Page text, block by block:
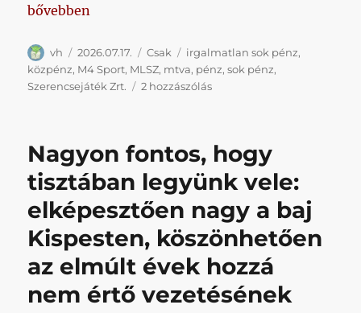
„Nahát, tizenpár év után az MLSZ végre hajlandó
bővebben
Szerző
vh Közzétéve
2026.07.17. Kategória
Csak Címke
irgalmatlan sok pénz,
közpénz, M4 Sport, MLSZ, mtva, pénz,sok pénz,
Szerencsejáték Zrt.
2 hozzászólásNahát,
az
végre
hajlandó
volt
elárulni,
közpénzt
oszt
szét
Nagyon fontos, hogy
tisztában legyünk vele:
elképesztően nagy a baj
Kispesten, köszönhetően
az elmúlt évek hozzá
nem értő vezetésének